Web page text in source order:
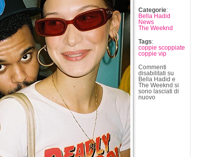
Categorie:
Bella Hadid
News
The Weeknd
Tags:
coppie scoppiate
coppie vip
Commenti
disabilitati su
Bella Hadid e
The Weeknd si
sono lasciati di
nuovo